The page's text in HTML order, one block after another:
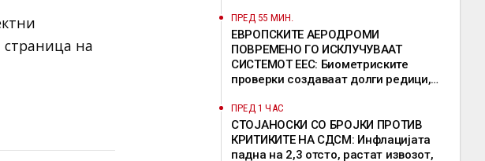
страница на
ПРЕД 55 МИН.
ЕВРОПСКИТЕ АЕРОДРОМИ
ПОВРЕМЕНО ГО ИСКЛУЧУВААТ
СИСТЕМОТ ЕЕС: Биометриските
проверки создаваат долги редици,
исклучоците
ПРЕД 1 ЧАС
СТОЈАНОСКИ СО БРОЈКИ ПРОТИВ
КРИТИКИТЕ НА СДСМ: Инфлацијата
падна на 2,3 отсто, растат извозот,